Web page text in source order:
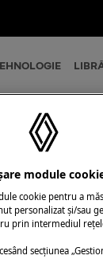
module
cookie pentru a
personalizat și/sau
prin intermediul
secțiunea